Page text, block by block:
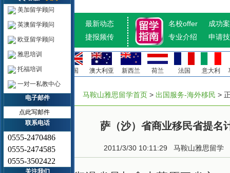
招生计划
最新动态
热点推荐
捷报频传
名校offer
成功
专业介绍
申请
美国 加拿大 英国 澳大利亚 新西兰 荷兰 法国 意大利
马鞍山雅思留学首页 > 出国服务-海外移民 >
萨（沙）省商业移民省提名
2011/3/30 10:11:29 马鞍山雅思留学
美加留学顾问
英澳留学顾问
欧亚留学顾问
雅思培训
托福培训
一对一私教中心
电子邮件
点此写邮件
联系电话
0555-2470486
0555-2474585
0555-3502422
关注我们